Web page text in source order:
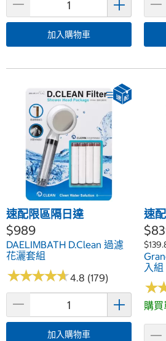
加入購物車
速配限區隔日達
$989
DAELIMBATH D.Clean 過濾
花灑套組
★★★★★
★★★★★4.8 (179)
加入購物車
速
入
★
★
購